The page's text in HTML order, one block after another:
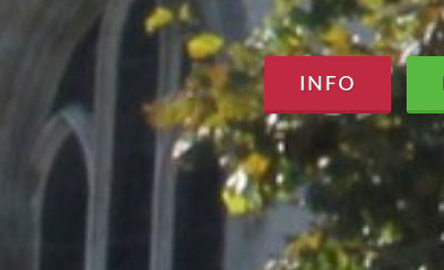
INFO